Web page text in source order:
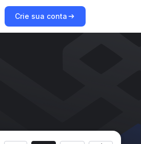
Crie sua conta